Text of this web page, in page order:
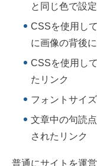
と同じ色で設
CSSを使用し
に画像の背後
CSSを使用し
たリンク
フォントサイ
文章中の句読
されたリンク
普通にサイトを運